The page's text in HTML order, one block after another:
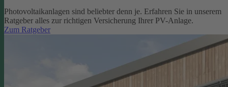
Photovoltaikanlagen sind beliebter denn je. Erfahren Sie in unserem
Ratgeber alles zur richtigen Versicherung Ihrer PV-Anlage.
Zum Ratgeber